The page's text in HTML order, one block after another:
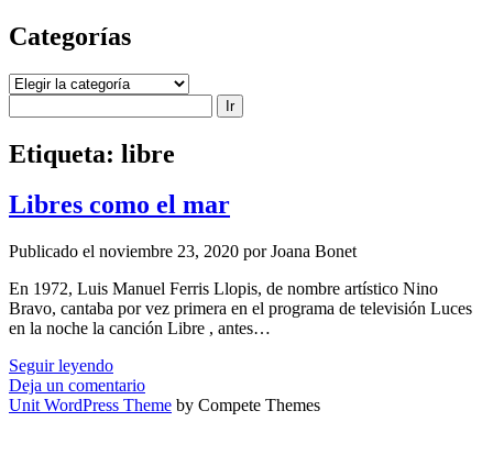
Categorías
Categorías
Etiqueta: libre
Libres como el mar
Publicado el noviembre 23, 2020 por Joana Bonet
En 1972, Luis Manuel Ferris Llopis, de nombre artístico Nino
Bravo, cantaba por vez primera en el programa de televisión Luces
en la noche la canción Libre , antes…
Seguir leyendoLibres
como
el
Deja un comentario
Unit WordPress Theme by Compete Themes